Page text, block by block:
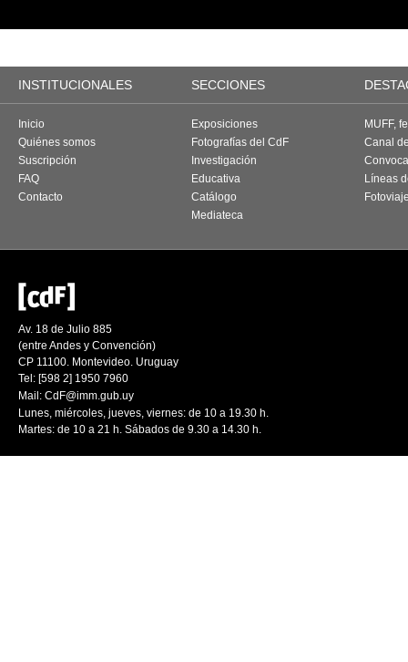
INSTITUCIONALES SECCIONES
Inicio
Quiénes somos
Suscripción
FAQ
Contacto
Exposiciones
Fotografías del CdF
Investigación
Educativa
Catálogo
Mediateca
MUFF,
Canal
Líneas
Av. 18 de Julio 885
(entre Andes y Convención)
CP 11100. Montevideo. Uruguay
Tel: [598 2] 1950 7960
Mail: CdF@imm.gub.uy
Lunes, miércoles, jueves, viernes: de 10 a 19.30 h.
Martes: de 10 a 21 h. Sábados de 9.30 a 14.30 h.